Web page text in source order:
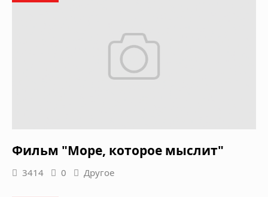
Фильм "Море, которое мыслит"
3414 0 Другое